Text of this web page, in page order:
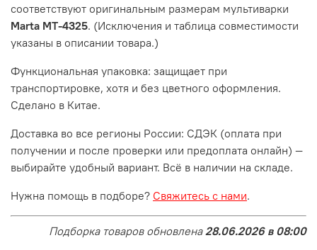
соответствуют оригинальным размерам мультиварки
Marta MT-4325. (Исключения и таблица совместимости
указаны в описании товара.)
Функциональная упаковка: защищает при
транспортировке, хотя и без цветного оформления.
Сделано в Китае.
Доставка во все регионы России: СДЭК (оплата при
получении и после проверки или предоплата онлайн) —
выбирайте удобный вариант. Всё в наличии на складе.
Нужна помощь в подборе? Свяжитесь с нами.
Подборка товаров обновлена 28.06.2026 в 08:00